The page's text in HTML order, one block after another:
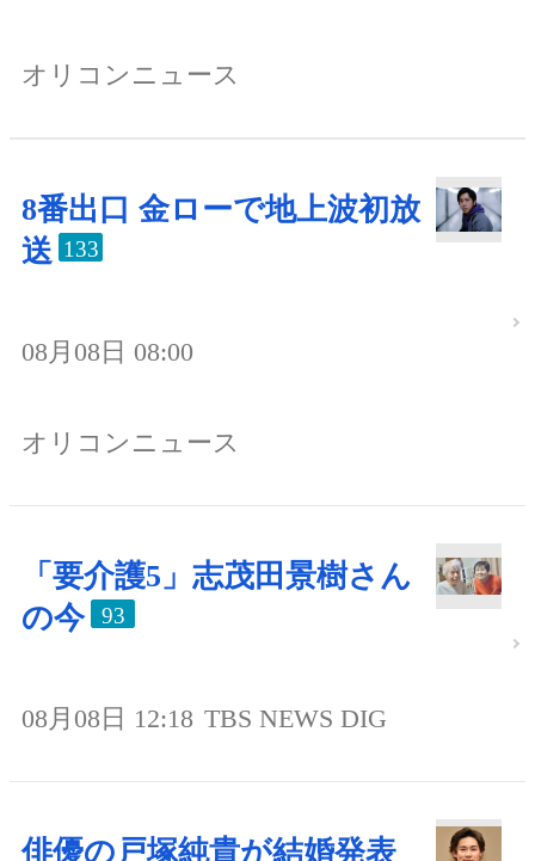
オリコンニュース
8番出口 金ローで地上波初放
送 133
08月08日 08:00
オリコンニュース
「要介護5」志茂田景樹さん
の今
93
08月08日 12:18 TBS NEWS DIG
俳優の戸塚純貴が結婚発表